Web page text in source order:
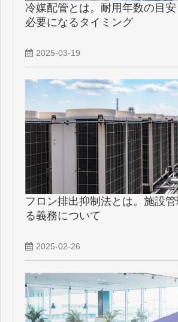
冷媒配管とは。耐用年数の目
必要になるタイミング
2025-03-19
フロン排出抑制法とは。施設
る義務について
2025-02-26